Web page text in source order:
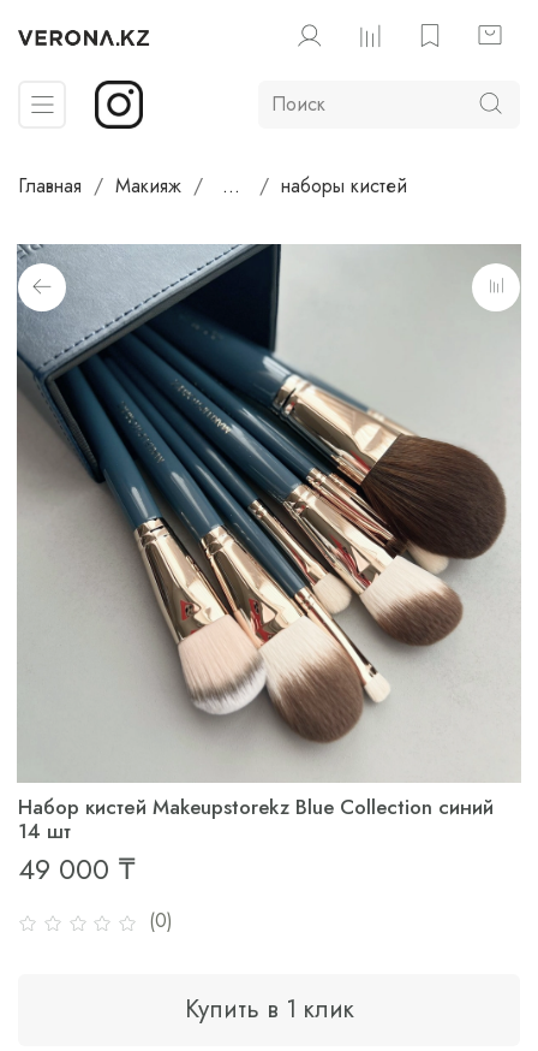
Главная Макияж ... наборы кистей
(0)
Набор кистей Makeupstorekz Blue Collection синий
14 шт
49 000 ₸
Купить в 1 клик